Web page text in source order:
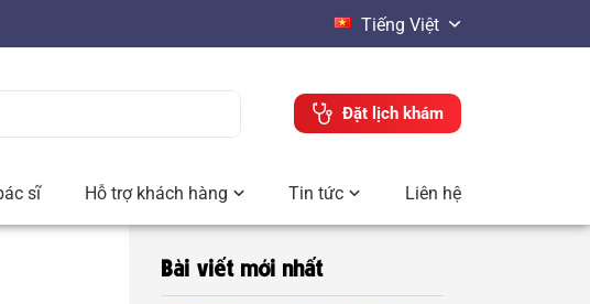
Tiếng Việt
Đặt lịch khám
sĩ Hỗ trợ khách hàng Tin tức Liên hệ
Bài viết mới nhất